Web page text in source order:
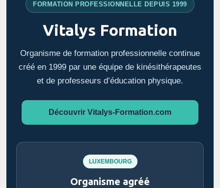
FORMATION PROFESSIONNELLE DEPUIS 1999
Vitalys Formation
Organisme de formation professionnelle continue
créé en 1999 par une équipe de kinésithérapeutes
et de professeurs d’éducation physique.
Découvrir Vitalys-Formation.com
LUXEMBOURG
Organisme agréé